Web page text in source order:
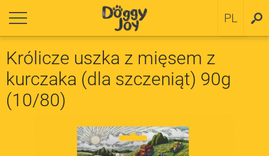
PL
SV
Królicze uszka z mięsem z
kurczaka (dla szczeniąt) 90g
(10/80)
ras
średnich i dużych